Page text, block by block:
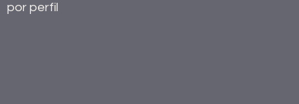
por perfil